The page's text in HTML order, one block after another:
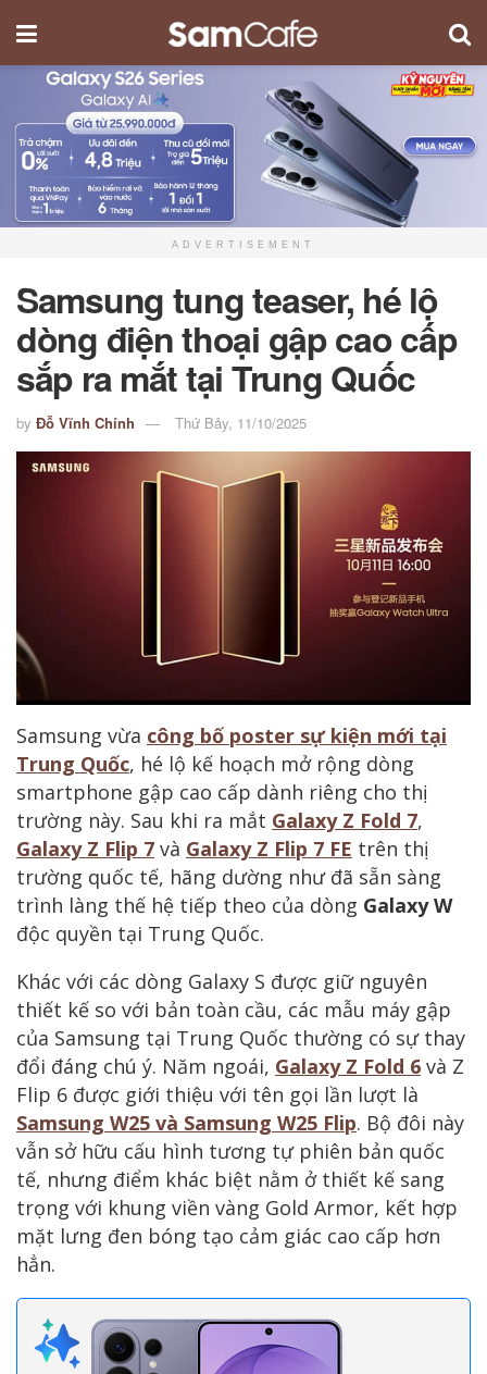
ADVERTISEMENT
Samsung tung teaser, hé lộ
dòng điện thoại gập cao cấp
sắp ra mắt tại Trung Quốc
by Đỗ Vĩnh Chính Thứ Bảy, 11/10/2025
Samsung vừa công bố poster sự kiện mới tại
Trung Quốc, hé lộ kế hoạch mở rộng dòng
smartphone gập cao cấp dành riêng cho thị
trường này. Sau khi ra mắt Galaxy Z Fold 7,
Galaxy Z Flip 7 và Galaxy Z Flip 7 FE trên thị
trường quốc tế, hãng dường như đã sẵn sàng
trình làng thế hệ tiếp theo của dòng Galaxy W
độc quyền tại Trung Quốc.
Khác với các dòng Galaxy S được giữ nguyên
thiết kế so với bản toàn cầu, các mẫu máy gập
của Samsung tại Trung Quốc thường có sự thay
đổi đáng chú ý. Năm ngoái, Galaxy Z Fold 6 và Z
Flip 6 được giới thiệu với tên gọi lần lượt là
Samsung W25 và Samsung W25 Flip. Bộ đôi này
vẫn sở hữu cấu hình tương tự phiên bản quốc
tế, nhưng điểm khác biệt nằm ở thiết kế sang
trọng với khung viền vàng Gold Armor, kết hợp
mặt lưng đen bóng tạo cảm giác cao cấp hơn
hẳn.